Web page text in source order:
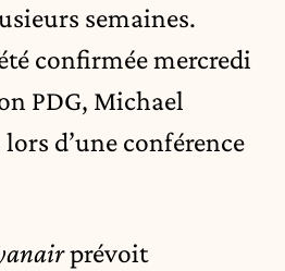
semaines.
confirmée mercredi
PDG, Michael
d’une conférence
prévoit